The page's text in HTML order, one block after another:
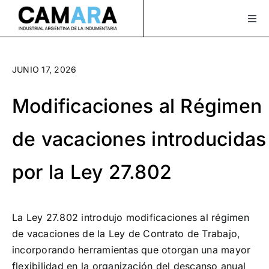
Saltar
contenido
Servicios
Actualidad
Bolsa de Trabajo
XLAVIDA
Asociate
¡Seguinos en Instagram!
JUNIO 17, 2026
Modificaciones al Régimen
de vacaciones introducidas
por la Ley 27.802
La Ley 27.802 introdujo modificaciones al régimen
de vacaciones de la Ley de Contrato de Trabajo,
incorporando herramientas que otorgan una mayor
flexibilidad en la organización del descanso anual